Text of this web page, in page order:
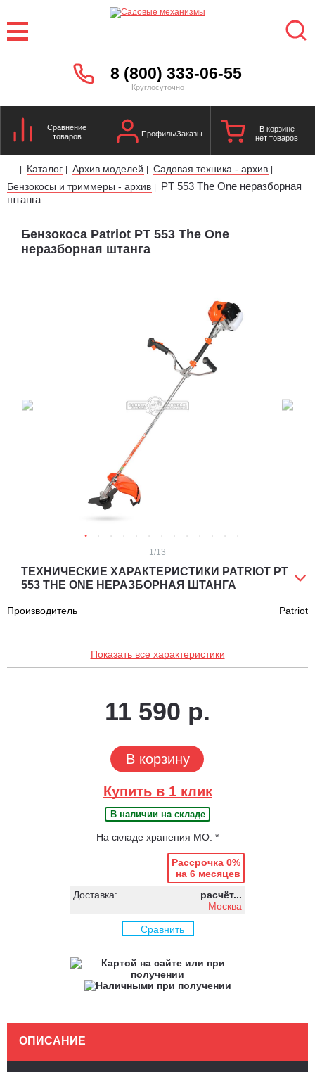
8 (800) 333-06-55
Круглосуточно
Сравнение
товаров
Профиль/Заказы
В корзине
нет товаров
| Каталог | Архив моделей | Садовая техника - архив |
Бензокосы и триммеры - архив |
PT 553 The One неразборная
штанга
Бензокоса Patriot PT 553 The One
неразборная штанга
1 /13
ТЕХНИЧЕСКИЕ ХАРАКТЕРИСТИКИ PATRIOT PT
553 THE ONE НЕРАЗБОРНАЯ ШТАНГА
Производитель Patriot
Показать все характеристики
11 590 р.
В корзину
Купить в 1 клик
В наличии на складе
На складе хранения МО: *
Рассрочка 0%
на 6 месяцев
Доставка:
расчёт...
Москва
Сравнить
ОПИСАНИЕ